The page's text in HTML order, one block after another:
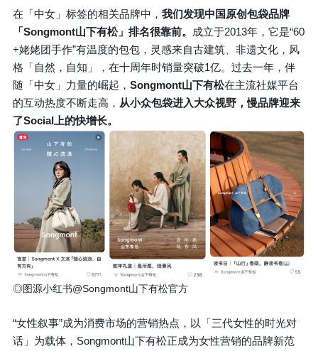
在「中女」标签的相关品牌中， 我们发现中国原创包袋品牌
「Songmont山下有松」排名很靠前。
成立于2013年，它是“60
+姥姥团手作”有温度的包包，灵感来自古建筑、非遗文化，风
格「自然，自知」，在十周年时销量突破1亿。过去一年，伴
随「中女」力量的崛起， Songmont山下有松在主流社媒平台
的互动热度不断走高， 从小众包袋进入大众视野，慢品牌迎来
了Social上的快增长。
◎图源小红书@Songmont山下有松官方
“女性叙事”成为消费市场的营销热点，以「三代女性的时光对
话」为载体，Songmont山下有松正成为女性营销的品牌新范